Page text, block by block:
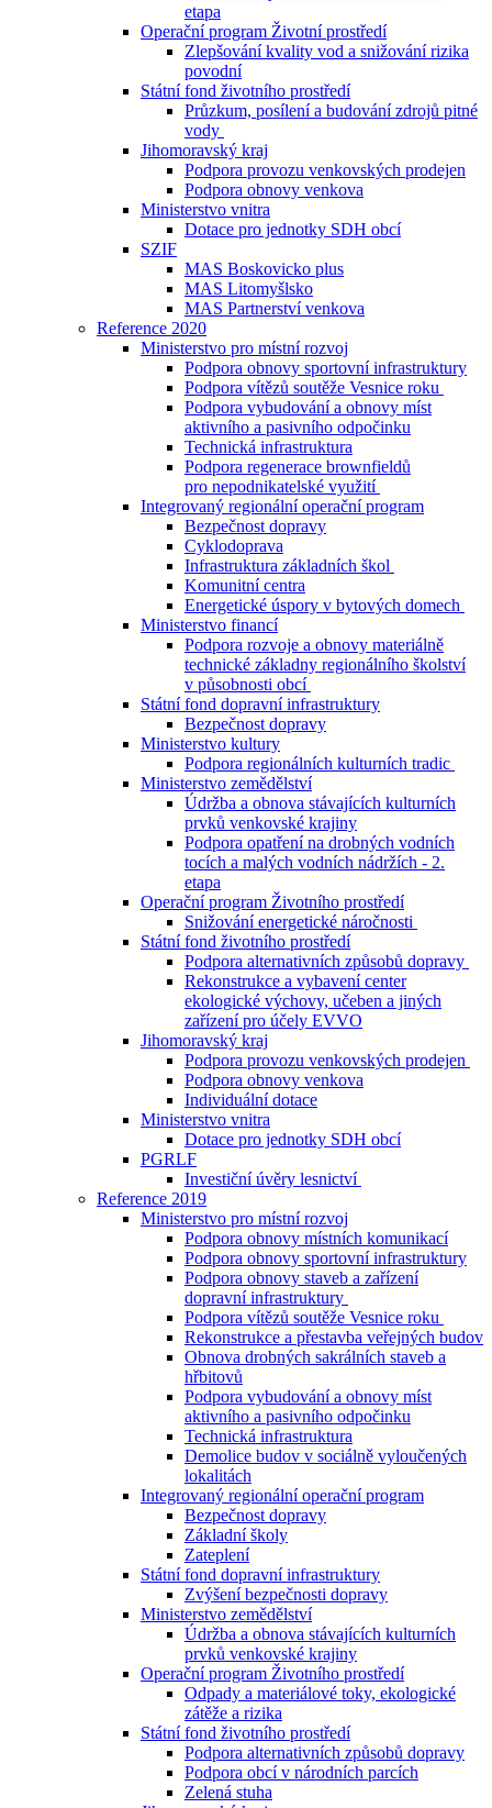
etapa
Operační program Životní prostředí
Zlepšování kvality vod a snižování rizika
povodní
Státní fond životního prostředí
Průzkum, posílení a budování zdrojů pitné
vody
Jihomoravský kraj
Podpora provozu venkovských prodejen
Podpora obnovy venkova
Ministerstvo vnitra
Dotace pro jednotky SDH obcí
SZIF
MAS Boskovicko plus
MAS Litomyšlsko
MAS Partnerství venkova
Reference 2020
Ministerstvo pro místní rozvoj
Podpora obnovy sportovní infrastruktury
Podpora vítězů soutěže Vesnice roku
Podpora vybudování a obnovy míst
aktivního a pasivního odpočinku
Technická infrastruktura
Podpora regenerace brownfieldů
pro nepodnikatelské využití
Integrovaný regionální operační program
Bezpečnost dopravy
Cyklodoprava
Infrastruktura základních škol
Komunitní centra
Energetické úspory v bytových domech
Ministerstvo financí
Podpora rozvoje a obnovy materiálně
technické základny regionálního školství
v působnosti obcí
Státní fond dopravní infrastruktury
Bezpečnost dopravy
Ministerstvo kultury
Podpora regionálních kulturních tradic
Ministerstvo zemědělství
Údržba a obnova stávajících kulturních
prvků venkovské krajiny
Podpora opatření na drobných vodních
tocích a malých vodních nádržích - 2.
etapa
Operační program Životního prostředí
Snižování energetické náročnosti
Státní fond životního prostředí
Podpora alternativních způsobů dopravy
Rekonstrukce a vybavení center
ekologické výchovy, učeben a jiných
zařízení pro účely EVVO
Jihomoravský kraj
Podpora provozu venkovských prodejen
Podpora obnovy venkova
Individuální dotace
Ministerstvo vnitra
Dotace pro jednotky SDH obcí
PGRLF
Investiční úvěry lesnictví
Reference 2019
Ministerstvo pro místní rozvoj
Podpora obnovy místních komunikací
Podpora obnovy sportovní infrastruktury
Podpora obnovy staveb a zařízení
dopravní infrastruktury
Podpora vítězů soutěže Vesnice roku
Rekonstrukce a přestavba veřejných budov
Obnova drobných sakrálních staveb a
hřbitovů
Podpora vybudování a obnovy míst
aktivního a pasivního odpočinku
Technická infrastruktura
Demolice budov v sociálně vyloučených
lokalitách
Integrovaný regionální operační program
Bezpečnost dopravy
Základní školy
Zateplení
Státní fond dopravní infrastruktury
Zvýšení bezpečnosti dopravy
Ministerstvo zemědělství
Údržba a obnova stávajících kulturních
prvků venkovské krajiny
Operační program Životního prostředí
Odpady a materiálové toky, ekologické
zátěže a rizika
Státní fond životního prostředí
Podpora alternativních způsobů dopravy
Podpora obcí v národních parcích
Zelená stuha